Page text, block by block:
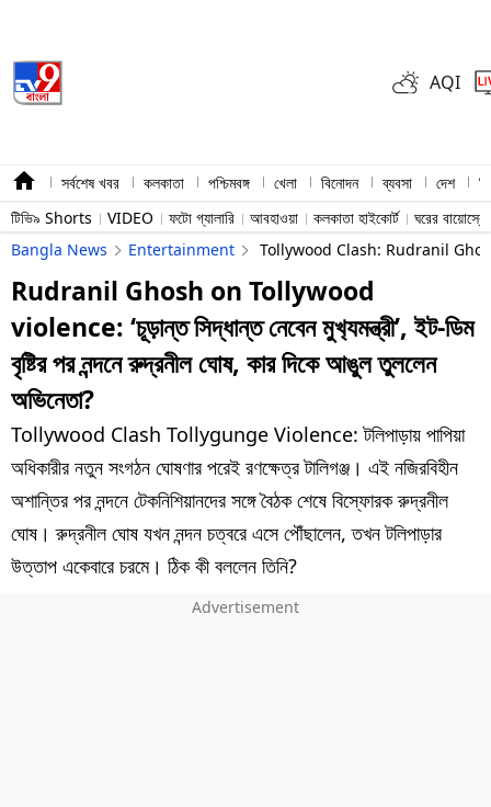
AQI
সর্বশেষ খবর কলকাতা পশ্চিমবঙ্গ খেলা বিনোদন ব্যবসা দেশ
টিভি৯ Shorts
VIDEO ফটো গ্যালারি আবহাওয়া কলকাতা হাইকোর্ট
ঘরের
Bangla News
Entertainment Tollywood Clash: Rudranil
Rudranil Ghosh on Tollywood
violence: ‘চূড়ান্ত সিদ্ধান্ত নেবেন মুখ‍্যমন্ত্রী’, ইট-ডিম
বৃষ্টির পর নন্দনে রুদ্রনীল ঘোষ, কার দিকে আঙুল তুললেন
অভিনেতা?
Tollywood Clash Tollygunge Violence: টলিপাড়ায় পাপিয়া
অধিকারীর নতুন সংগঠন ঘোষণার পরেই রণক্ষেত্র টালিগঞ্জ। এই নজিরবিহীন
অশান্তির পর নন্দনে টেকনিশিয়ানদের সঙ্গে বৈঠক শেষে বিস্ফোরক রুদ্রনীল
ঘোষ। রুদ্রনীল ঘোষ যখন নন্দন চত্বরে এসে পৌঁছালেন, তখন টলিপাড়ার
উত্তাপ একেবারে চরমে। ঠিক কী বললেন তিনি?